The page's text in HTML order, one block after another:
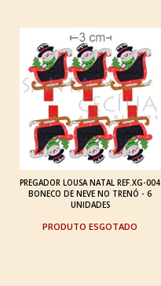
PREGADOR LOUSA NATAL REF.XG-004
BONECO DE NEVE NO TRENÓ - 6
UNIDADES
ESGOTADO